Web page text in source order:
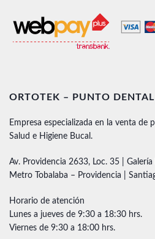
ORTOTEK – PUNTO DENTAL
Empresa especializada en la venta
Salud e Higiene Bucal.
Av. Providencia 2633, Loc. 35 |
Metro Tobalaba – Providencia |
Horario de atención
Lunes a jueves de 9:30 a 18:30 hrs.
Viernes de 9:30 a 18:00 hrs.